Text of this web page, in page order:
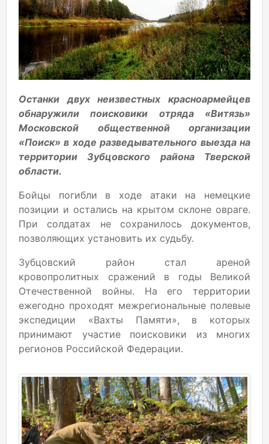
Останки двух неизвестных красноармейцев
обнаружили поисковики отряда «Витязь»
Московской общественной организации
«Поиск» в ходе разведывательного выезда на
территории Зубцовского района Тверской
области.
Бойцы погибли в ходе атаки на немецкие
позиции и остались на крытом склоне овраге.
При солдатах не сохранилось документов,
позволяющих установить их судьбу.
Зубцовский район стал ареной
кровопролитных сражений в годы Великой
Отечественной войны. На его территории
ежегодно проходят межрегиональные полевые
экспедиции «Вахты Памяти», в которых
принимают участие поисковики из многих
регионов Российской Федерации.